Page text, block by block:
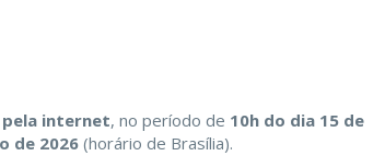
internet, no período de 10h do dia 15 de
de 2026(horário de Brasília).